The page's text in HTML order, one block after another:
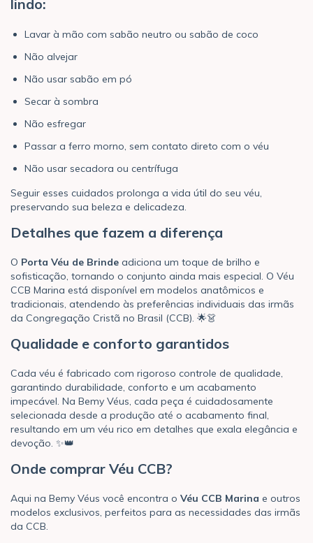
lindo:
Lavar à mão com sabão neutro ou sabão de coco
Não alvejar
Não usar sabão em pó
Secar à sombra
Não esfregar
Passar a ferro morno, sem contato direto com o véu
Não usar secadora ou centrífuga
Seguir esses cuidados prolonga a vida útil do seu véu,
preservando sua beleza e delicadeza.
Detalhes que fazem a diferença
O Porta Véu de Brinde adiciona um toque de brilho e
sofisticação, tornando o conjunto ainda mais especial. O Véu
CCB Marina está disponível em modelos anatômicos e
tradicionais, atendendo às preferências individuais das irmãs
da Congregação Cristã no Brasil (CCB). 🌟👗
Qualidade e conforto garantidos
Cada véu é fabricado com rigoroso controle de qualidade,
garantindo durabilidade, conforto e um acabamento
impecável. Na Bemy Véus, cada peça é cuidadosamente
selecionada desde a produção até o acabamento final,
resultando em um véu rico em detalhes que exala elegância e
devoção. ✨👑
Onde comprar Véu CCB?
Aqui na Bemy Véus você encontra o Véu CCB Marina e outros
modelos exclusivos, perfeitos para as necessidades das irmãs
da CCB.